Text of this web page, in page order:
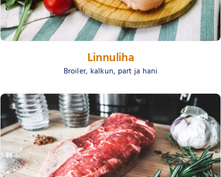
Linnuliha
Broiler, kalkun, part ja hani